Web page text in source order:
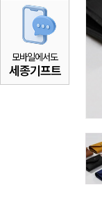
모바일에서도
세종기프트